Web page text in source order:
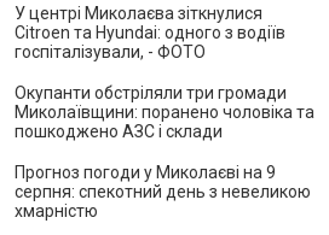
У центрі Миколаєва зіткнулися
Citroen та Hyundai: одного з водіїв
госпіталізували, - ФОТО
Окупанти обстріляли три громади
Миколаївщини: поранено чоловіка та
пошкоджено АЗС і склади
Прогноз погоди у Миколаєві на 9
серпня: спекотний день з невеликою
хмарністю